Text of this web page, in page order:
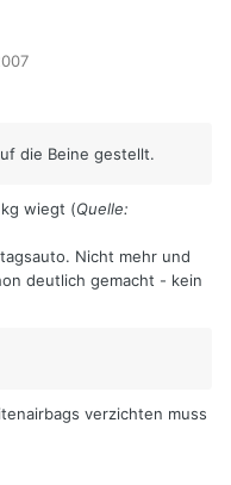
die Beine gestellt.
wiegt (Quelle:
Nicht mehr und
deutlich gemacht - kein
verzichten muss